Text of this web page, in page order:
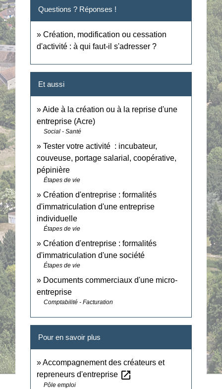
Questions ? Réponses !
Création, modification ou cessation
d'activité : à qui faut-il s'adresser ?
Et aussi
Aide à la création ou à la reprise d'une
entreprise (Acre)
Social - Santé
Tester votre activité : incubateur,
couveuse, portage salarial, coopérative,
pépinière
Étapes de vie
Création d'entreprise : formalités
d'immatriculation d'une entreprise
individuelle
Étapes de vie
Création d'entreprise : formalités
d'immatriculation d'une société
Étapes de vie
Documents commerciaux d'une micro-
entreprise
Comptabilité - Facturation
Pour en savoir plus
Accompagnement des créateurs et
repreneurs d'entreprise open_in_new
Pôle emploi